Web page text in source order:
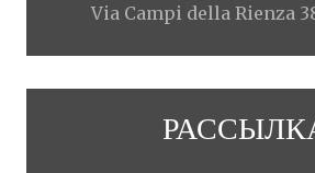
Via Campi della Rienza